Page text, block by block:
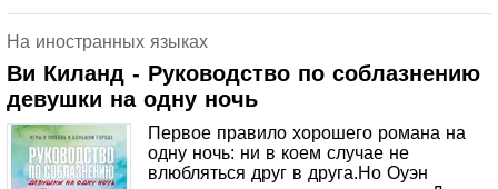
же он горячий. Вот только о любви и речи быть не может
– Риз зареклась от служебных романов, а у Чейза, как и
у любого красавчика, в голове слишком много тараканов
и одна-очень-паршивая-тайна в
довесок.«Соперники».Один из самых рейтинговых
романов автора. Более 20 000 оценок на Goodreads.com.
Истори Ромео и Джульетты в современном прочтении, с
На иностранных языках
Ви Киланд - Руководство по соблазнению
девушки на одну ночь
Первое правило хорошего романа на
одну ночь: ни в коем случае не
влюбляться друг в друга.Но Оуэн